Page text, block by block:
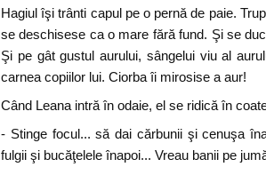
Hagiul îşi trânti capul pe o pernă de paie.
se deschisese ca o mare fără fund. Şi se
Şi pe gât gustul aurului, sângelui viu al
carnea copiilor lui. Ciorba îi mirosise a aur!
Când Leana intră în odaie, el se ridică în
- Stinge focul... să dai cărbunii şi cenuşa
fulgii şi bucăţelele înapoi... Vreau banii pe